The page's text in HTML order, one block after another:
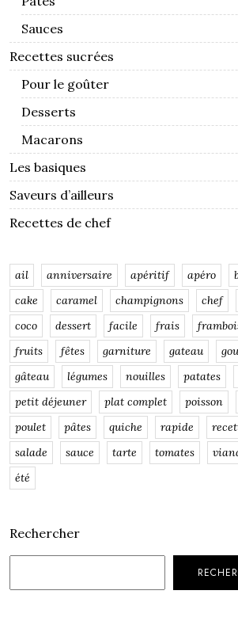
Sauces
Recettes sucrées
Pour le goûter
Desserts
Macarons
Les basiques
Saveurs d’ailleurs
Recettes de chef
ail anniversaire apéritif apéro
cake
caramel champignons chef
coco
dessert facile frais
fruits
fêtes garniture gateau
gâteau
légumes nouilles patates
petit déjeuner
plat complet poisson
poulet
pâtes quiche rapide
salade
sauce tarte tomates
été
Rechercher